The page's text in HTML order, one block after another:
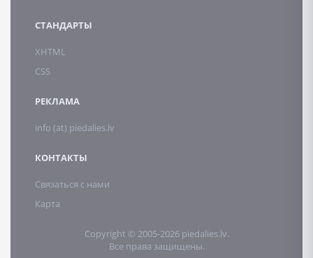
СТАНДАРТЫ
XHTML
CSS
РЕКЛАМА
info (at) piedalies.lv
КОНТАКТЫ
Связаться с нами
Карта
Copyright © 2005-2026 piedalies.lv.
Все права защищены.